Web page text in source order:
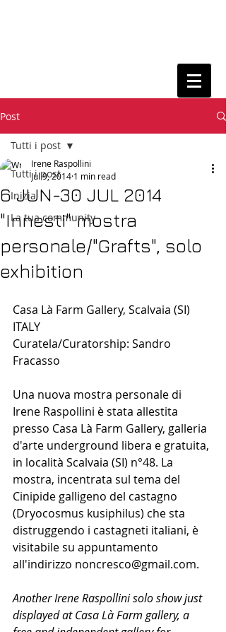
Post
Tutti i post
Inizia
La tua community
Tutti i post
6 JUN-30 JUL 2014
"Innesti" mostra
personale/"Grafts", solo
exhibition
Irene Raspollini
Jul 9, 2014 1 min read
Casa Là Farm Gallery, Scalvaia (SI)
ITALY
Curatela/Curatorship: Sandro
Fracasso
﻿Una nuova mostra personale di
Irene Raspollini è stata allestita
presso Casa Là Farm Gallery, galleria
d'arte underground libera e gratuita,
in località Scalvaia (SI) n°48. La
mostra, incentrata sul tema del
Cinipide galligeno del castagno
(Dryocosmus kusiphilus) che sta
distruggendo i castagneti italiani, è
visitabile su appuntamento
all'indirizzo noncresco@gmail.com.
Another Irene Raspollini solo show just
displayed at Casa Là Farm gallery, a